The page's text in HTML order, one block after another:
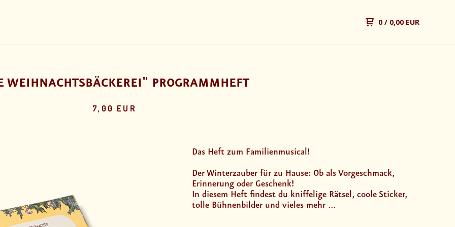
0 / 0,00 EUR
WEIHNACHTSBÄCKEREI" PROGRAMMHEFT
7,00 EUR
Das Heft zum Familienmusical!
Der Winterzauber für zu Hause: Ob als Vorgeschmack,
Erinnerung oder Geschenk!
In diesem Heft findest du kniffelige Rätsel, coole Sticker,
tolle Bühnenbilder und vieles mehr ...